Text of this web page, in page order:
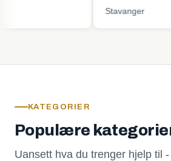
KATEGORIER
Populære
Uansett hva du trenger hjelp til